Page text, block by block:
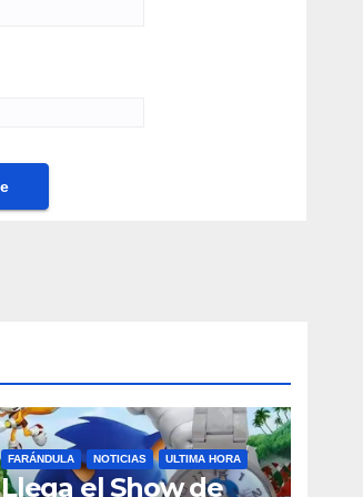
FARÁNDULA NOTICIAS ULTIMA HORA
Llega el Show de